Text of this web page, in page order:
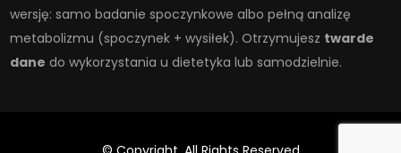
wersję: samo badanie spoczynkowe albo pełną analizę
metabolizmu (spoczynek + wysiłek). Otrzymujesz twarde
dane do wykorzystania u dietetyka lub samodzielnie.